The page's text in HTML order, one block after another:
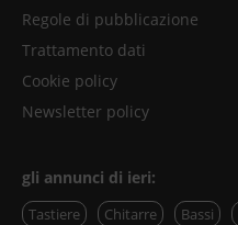
Regole di pubblicazione
Trattamento dati
Cookie policy
Newsletter policy
gli annunci di ieri:
Tastiere Chitarre Bassi